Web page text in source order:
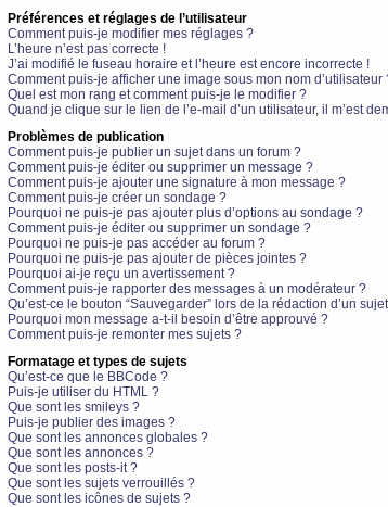
Préférences et réglages de l’utilisateur
Comment puis-je modifier mes réglages ?
L’heure n’est pas correcte !
J’ai modifié le fuseau horaire et l’heure est encore incorrecte !
Comment puis-je afficher une image sous mon nom d’utilisateur
Quel est mon rang et comment puis-je le modifier ?
Quand je clique sur le lien de l’e-mail d’un utilisateur, il m’est
Problèmes de publication
Comment puis-je publier un sujet dans un forum ?
Comment puis-je éditer ou supprimer un message ?
Comment puis-je ajouter une signature à mon message ?
Comment puis-je créer un sondage ?
Pourquoi ne puis-je pas ajouter plus d’options au sondage ?
Comment puis-je éditer ou supprimer un sondage ?
Pourquoi ne puis-je pas accéder au forum ?
Pourquoi ne puis-je pas ajouter de pièces jointes ?
Pourquoi ai-je reçu un avertissement ?
Comment puis-je rapporter des messages à un modérateur ?
Qu’est-ce le bouton “Sauvegarder” lors de la rédaction d’un
Pourquoi mon message a-t-il besoin d’être approuvé ?
Comment puis-je remonter mes sujets ?
Formatage et types de sujets
Qu’est-ce que le BBCode ?
Puis-je utiliser du HTML ?
Que sont les smileys ?
Puis-je publier des images ?
Que sont les annonces globales ?
Que sont les annonces ?
Que sont les posts-it ?
Que sont les sujets verrouillés ?
Que sont les icônes de sujets ?